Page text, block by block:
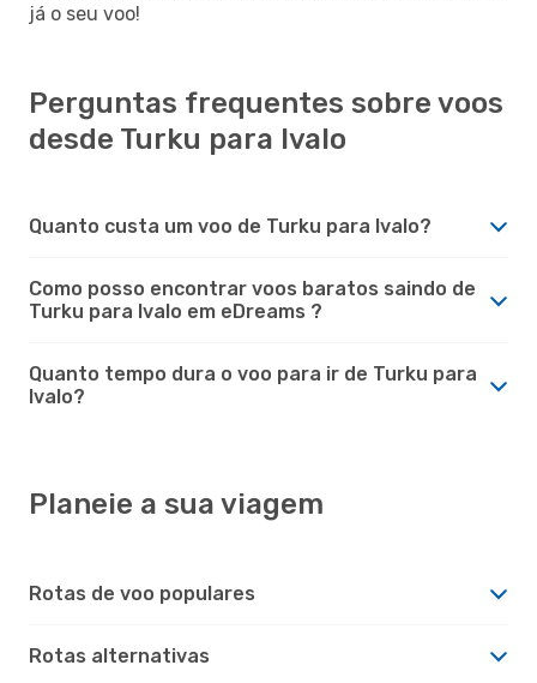
já o seu voo!
Perguntas frequentes sobre voos
desde Turku para Ivalo
Quanto custa um voo de Turku para Ivalo?
Como posso encontrar voos baratos saindo de
Turku para Ivalo em eDreams ?
Quanto tempo dura o voo para ir de Turku para
Ivalo?
Planeie a sua viagem
Rotas de voo populares
Rotas alternativas